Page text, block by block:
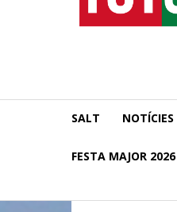
SALT NOTÍCIES
FESTA MAJOR 2026